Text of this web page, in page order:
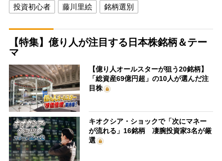
投資初心者 藤川里絵 銘柄選別
【特集】億り人が注目する日本株銘柄＆テー
マ
【億り人オールスターが狙う20銘柄】
「総資産69億円超」の10人が選んだ注
目株
キオクシア・ショックで「次にマネー
が流れる」16銘柄 凄腕投資家3名が厳
選